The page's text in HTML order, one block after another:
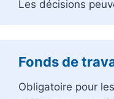
Les décisions
Fonds de
Obligatoire pour